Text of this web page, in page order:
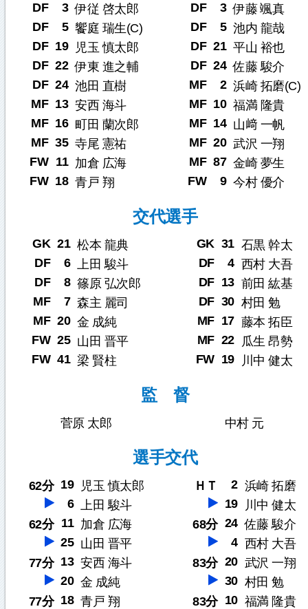
DF
3 伊従 啓太郎
DF
5 饗庭 瑞生(C)
DF 19
児玉 慎太郎
DF 22 伊東 進之輔
DF 24 池田 直樹
MF 13 安西 海斗
MF 16 町田 蘭次郎
MF 35 寺尾 憲祐
FW 11 加倉 広海
FW 18 青戸 翔
DF
3 伊藤 颯真
DF
5 池内 龍哉
DF 21 平山 裕也
DF 24 佐藤 駿介
MF
2 浜崎 拓磨(C)
MF 10 福満 隆貴
MF 14 山﨑 一帆
MF 20 武沢 一翔
MF 87 金崎 夢生
FW
9 今村 優介
交代選手
GK 21 松本 龍典
DF
6 上田 駿斗
DF
8 篠原 弘次郎
MF
7 森主 麗司
MF 20 金 成純
FW 25 山田 晋平
FW 41 梁 賢柱
GK 31 石黒 幹太
DF
4 西村 大吾
DF 13 前田 紘基
DF 30 村田 勉
MF 17 藤本 拓臣
MF 22
瓜生 昂勢
FW 19 川中 健太
監 督
菅原 太郎 中村 元
選手交代
62分 19
児玉 慎太郎
6 上田 駿斗
62分 11 加倉 広海
25 山田 晋平
77分 13 安西 海斗
20 金 成純
77分 18 青戸 翔
ＨＴ 2 浜崎 拓磨
19
川中 健太
68分 24 佐藤 駿介
4 西村 大吾
83分 20 武沢 一翔
30 村田 勉
83分 10 福満 隆貴